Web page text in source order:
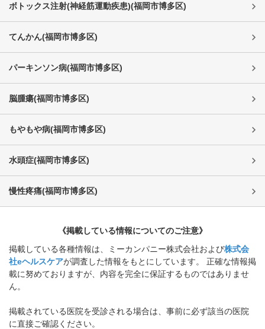
ボトックス注射(神経筋運動疾患)(福岡市博多区)
てんかん(福岡市博多区)
パーキンソン病(福岡市博多区)
脳腫瘍(福岡市博多区)
もやもや病(福岡市博多区)
水頭症(福岡市博多区)
慢性疼痛(福岡市博多区)
《掲載している情報についてのご注意》
掲載している各種情報は、ミーカンパニー株式会社および株式会
社eヘルスケアが調査した情報をもとにしています。 正確な情報掲
載に努めておりますが、内容を完全に保証するものではありませ
ん。
掲載されている医院を受診される場合は、事前に必ず該当の医院
に直接ご確認ください。